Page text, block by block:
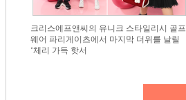
크리스에프앤씨의 유니크 스타일리시 골프
웨어 파리게이츠에서 마지막 더위를 날릴
‘체리 가득 핫서